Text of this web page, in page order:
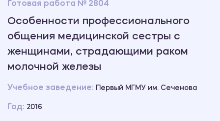
Готовая работа № 2804
Особенности профессионального
общения медицинской сестры с
женщинами, страдающими раком
молочной железы
Учебное заведение: Первый МГМУ им. Сеченова
Год: 2016